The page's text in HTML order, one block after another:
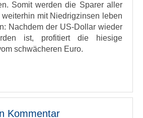
Somit werden die Sparer aller
mit Niedrigzinsen leben
Nachdem der US-Dollar wieder
ist, profitiert die hiesige
schwächeren Euro.
Kommentar